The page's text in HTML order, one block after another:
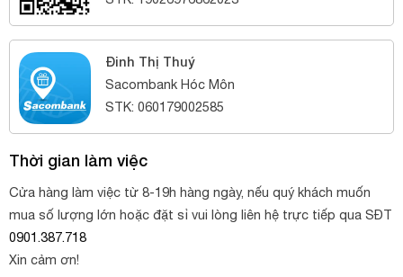
Đinh Thị Thuý
Sacombank Hóc Môn
STK: 060179002585
Thời gian làm việc
Cửa hàng làm việc từ 8-19h hàng ngày, nếu quý khách muốn
mua số lượng lớn hoặc đặt sỉ vui lòng liên hệ trực tiếp qua SĐT
0901.387.718
Xin cảm ơn!